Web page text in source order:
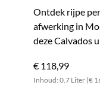
Ontdek rijpe
afwerking in
deze Calvados
€ 118,99
Inhoud: 0.7 Liter (€